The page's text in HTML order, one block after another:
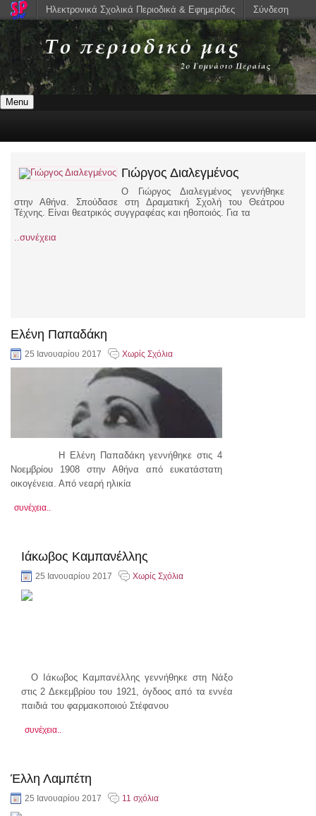
Menu
Γιώργος Διαλεγμένος
Ο Γιώργος Διαλεγμένος γεννήθηκε
στην Αθήνα. Σπούδασε στη Δραματική Σχολή του Θεάτρου
Τέχνης. Είναι θεατρικός συγγραφέας και ηθοποιός. Για τα
..συνέχεια
Ελένη Παπαδάκη
25 Ιανουαρίου 2017 Χωρίς Σχόλια
Η Ελένη Παπαδάκη γεννήθηκε στις 4
Νοεμβρίου 1908 στην Αθήνα από ευκατάστατη
οικογένεια. Από νεαρή ηλικία
συνέχεια..
Ιάκωβος Καμπανέλλης
25 Ιανουαρίου 2017 Χωρίς Σχόλια
Ο Ιάκωβος Καμπανέλλης γεννήθηκε στη Νάξο
στις 2 Δεκεμβρίου του 1921, όγδοος από τα εννέα
παιδιά του φαρμακοποιού Στέφανου
συνέχεια..
Έλλη Λαμπέτη
25 Ιανουαρίου 2017 11 σχόλια
Ηλεκτρονικά Σχολικά Περιοδικά & Εφημερίδες Σύνδεση